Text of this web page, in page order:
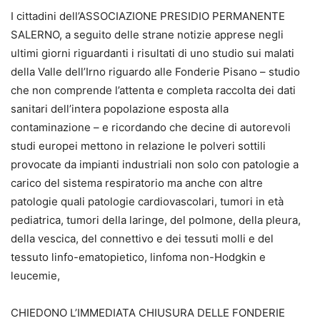
I cittadini dell’ASSOCIAZIONE PRESIDIO PERMANENTE
SALERNO, a seguito delle strane notizie apprese negli
ultimi giorni riguardanti i risultati di uno studio sui malati
della Valle dell’Irno riguardo alle Fonderie Pisano – studio
che non comprende l’attenta e completa raccolta dei dati
sanitari dell’intera popolazione esposta alla
contaminazione – e ricordando che decine di autorevoli
studi europei mettono in relazione le polveri sottili
provocate da impianti industriali non solo con patologie a
carico del sistema respiratorio ma anche con altre
patologie quali patologie cardiovascolari, tumori in età
pediatrica, tumori della laringe, del polmone, della pleura,
della vescica, del connettivo e dei tessuti molli e del
tessuto linfo-ematopietico, linfoma non-Hodgkin e
leucemie,
CHIEDONO L’IMMEDIATA CHIUSURA DELLE FONDERIE